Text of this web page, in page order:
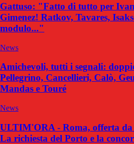
Gattuso: "Fatto di tutto per
Gimenez! Ratkov, Tavares,
modulo..."
News
Amichevoli, tutti i segnali:
Pellegrino, Cancellieri, Calò,
Mandas e Touré
News
ULTIM'ORA - Roma, offerta
La richiesta del Porto e la